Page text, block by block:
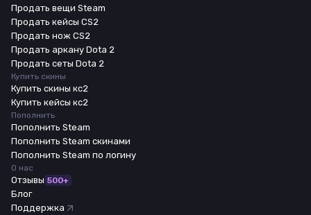
Продать вещи Steam
Продать кейсы CS2
Продать нож CS2
Продать аркану Dota 2
Продать сеты Dota 2
Купить скины
Купить скины кс2
Купить кейсы кс2
Пополнить
Пополнить Steam
Пополнить Steam скинами
Пополнить Steam по логину
О нас
Отзывы 500+
Блог
Поддержка